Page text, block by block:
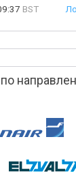
BST